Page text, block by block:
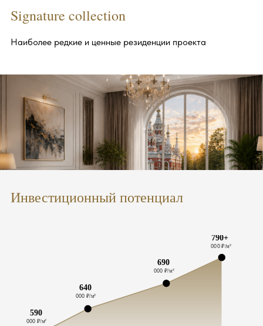
Наиболее редкие и ценные резиденции проекта
Signature collection
Инвестиционный потенциал